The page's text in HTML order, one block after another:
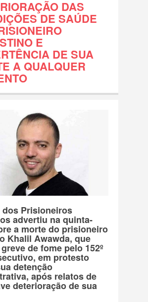
internacionais e decisões
ONU
Israelense
Palestina
DAS
DE SAÚDE
E
DE SUA
A QUALQUER
dos Prisioneiros
advertiu na quinta-
a morte do prisioneiro
Khalil Awawda, que
de fome pelo 152º
em protesto
detenção
após relatos de
deterioração de sua